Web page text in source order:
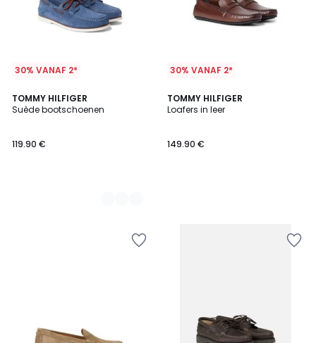
30% VANAF 2*
TOMMY HILFIGER
Suède bootschoenen
119.90 €
2
Kleuren
30% VANAF 2*
TOMMY HILFIGER
Loafers in leer
149.90 €